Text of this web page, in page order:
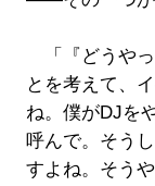
「『どうやっ
とを考えて、
ね。僕がDJを
呼んで。そう
すよね。そう